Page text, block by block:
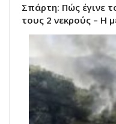
Σπάρτη: Πώς έγινε
τους 2 νεκρούς – Η